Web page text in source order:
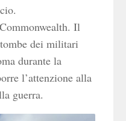
Il
dei militari
durante la
l’attenzione alla
guerra.